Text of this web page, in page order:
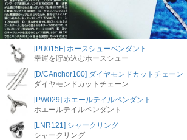
[PU015F] ホースシューペンダント
幸運を貯め込むホースシュー
[D/CAnchor100] ダイヤモンドカットチェーン
ダイヤモンドカットチェーン
[PW029] ホエールテイルペンダント
ホエールテイルペンダント
[LNR121] シャークリング
シャークリング